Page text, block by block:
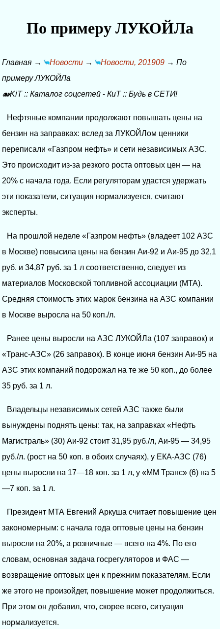
По примеру ЛУКОЙЛа
Главная → Новости → Новости, 201909 → По
примеру ЛУКОЙЛа
🐋KiT:: Каталог соцсетей - КиТ:: Будь в СЕТИ!
Нефтяные компании продолжают повышать цены на
бензин на заправках: вслед за ЛУКОЙЛом ценники
переписали «Газпром нефть» и сети независимых АЗС.
Это происходит из-за резкого роста оптовых цен — на
20% с начала года. Если регуляторам удастся удержать
эти показатели, ситуация нормализуется, считают
эксперты.
На прошлой неделе «Газпром нефть» (владеет 102 АЗС
в Москве) повысила цены на бензин Аи-92 и Аи-95 до 32,1
руб. и 34,87 руб. за 1 л соответственно, следует из
материалов Московской топливной ассоциации (МТА).
Средняя стоимость этих марок бензина на АЗС компании
в Москве выросла на 50 коп./л.
Ранее цены выросли на АЗС ЛУКОЙЛа (107 заправок) и
«Транс-АЗС» (26 заправок). В конце июня бензин Аи-95 на
АЗС этих компаний подорожал на те же 50 коп., до более
35 руб. за 1 л.
Владельцы независимых сетей АЗС также были
вынуждены поднять цены: так, на заправках «Нефть
Магистраль» (30) Аи-92 стоит 31,95 руб./л, Аи-95 — 34,95
руб./л. (рост на 50 коп. в обоих случаях), у ЕКА-АЗС (76)
цены выросли на 17—18 коп. за 1 л, у «ММ Транс» (6) на 5
—7 коп. за 1 л.
Президент МТА Евгений Аркуша считает повышение цен
закономерным: с начала года оптовые цены на бензин
выросли на 20%, а розничные — всего на 4%. По его
словам, основная задача госрегуляторов и ФАС —
возвращение оптовых цен к прежним показателям. Если
же этого не произойдет, повышение может продолжиться.
При этом он добавил, что, скорее всего, ситуация
нормализуется.